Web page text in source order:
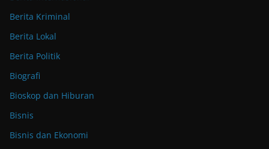
Berita Kriminal
Berita Lokal
Berita Politik
Biografi
Bioskop dan Hiburan
Bisnis
Bisnis dan Ekonomi